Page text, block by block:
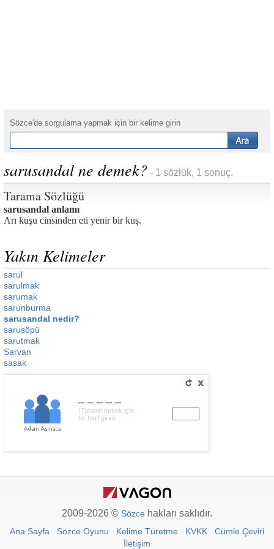
Sözce'de sorgulama yapmak için bir kelime girin
sarusandal ne demek? - 1 sözlük, 1 sonuç.
Tarama Sözlüğü
sarusandal anlamı
Arı kuşu cinsinden eti yenir bir kuş.
Yakın Kelimeler
sarul
sarulmak
sarumak
sarunburma
sarusandal nedir?
sarusöpü
sarutmak
Sarvan
sasak
(Tahmin etmek için
bir harf girin)
2009-2026 © Sözce hakları saklıdır.
Ana Sayfa Sözce Oyunu Kelime Türetme KVKK
Cümle Çeviri
İletişim